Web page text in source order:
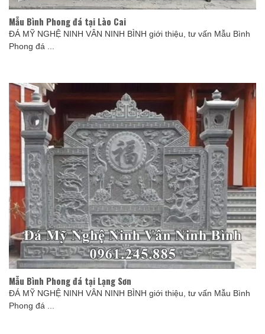
Mẫu Bình Phong đá tại Lào Cai
ĐÁ MỸ NGHỆ NINH VÂN NINH BÌNH giới thiệu, tư vấn Mẫu Bình
Phong đá ...
Mẫu Bình Phong đá tại Lạng Sơn
ĐÁ MỸ NGHỆ NINH VÂN NINH BÌNH giới thiệu, tư vấn Mẫu Bình
Phong đá ...